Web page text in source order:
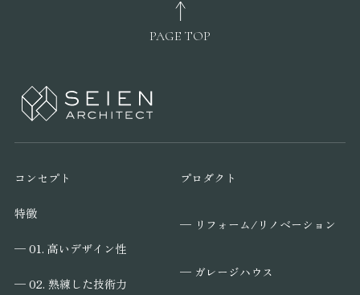
PAGE TOP
コンセプト
特徴
─ 01. 高いデザイン性
─ 02. 熟練した技術力
プロダクト
─ リフォーム/リノベーション
─ ガレージハウス